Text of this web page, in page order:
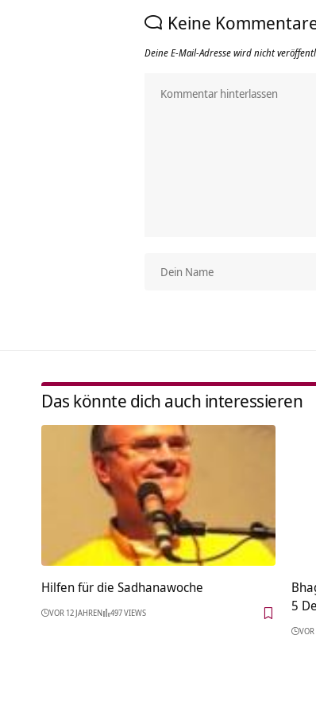
Keine
Deine E-Mail-Adresse wird nicht
Das könnte dich auch interessieren
Hilfen für die Sadhanawoche
VOR 12 JAHREN 497 VIEWS
5
VOR